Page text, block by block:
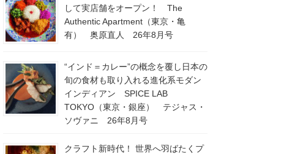
して実店舗をオープン！ The
Authentic Apartment（東京・亀
有） 奥原直人 26年8月号
“インド＝カレー”の概念を覆し日本の
旬の食材も取り入れる進化系モダン
インディアン SPICE LAB
TOKYO（東京・銀座） テジャス・
ソヴァニ 26年8月号
クラフト新時代！ 世界へ羽ばたくプ